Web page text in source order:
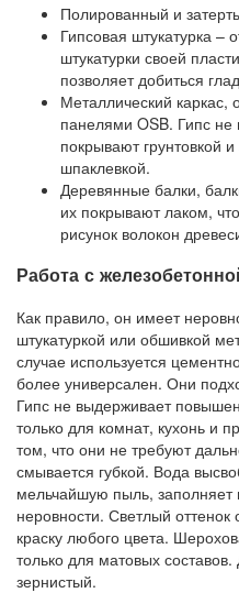
Полированный и
Гипсовая штукатурка –
штукатурки своей
позволяет добиться
Металлический каркас,
панелями OSB. Гипс
покрывают грунтовкой
шпаклевкой.
Деревянные балки,
их покрывают лаком,
рисунок волокон
Работа с
Как правило, он имеет
штукатуркой или обшивкой
случае используется
более универсален. Они
Гипс не выдерживает
только для комнат, кухонь и
том, что они не требуют
смывается губкой. Вода
мельчайшую пыль, заполняет
неровности. Светлый оттенок
краску любого цвета.
только для матовых
зернистый.